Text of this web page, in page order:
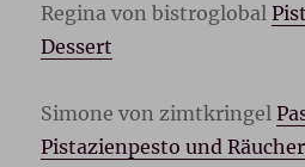
Regina von bistroglobal
Dessert
Simone von zimtkringel
Pistazienpesto und